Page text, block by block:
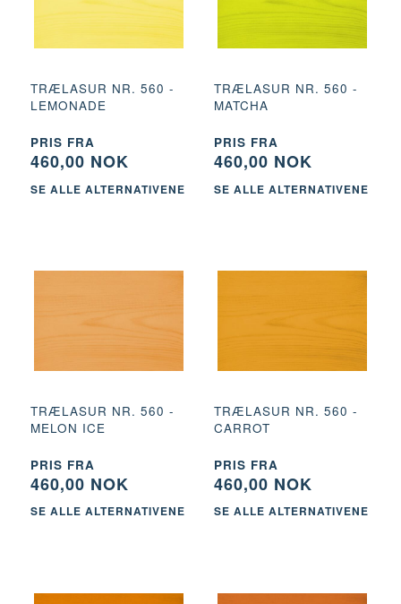
TRÆLASUR NR. 560 -
LEMONADE
PRIS FRA
460,00 NOK
SE ALLE ALTERNATIVENE
TRÆLASUR NR. 560 -
MATCHA
PRIS FRA
460,00 NOK
SE ALLE ALTERNATIVENE
TRÆLASUR NR. 560 -
MELON ICE
PRIS FRA
460,00 NOK
SE ALLE ALTERNATIVENE
TRÆLASUR NR. 560 -
CARROT
PRIS FRA
460,00 NOK
SE ALLE ALTERNATIVENE